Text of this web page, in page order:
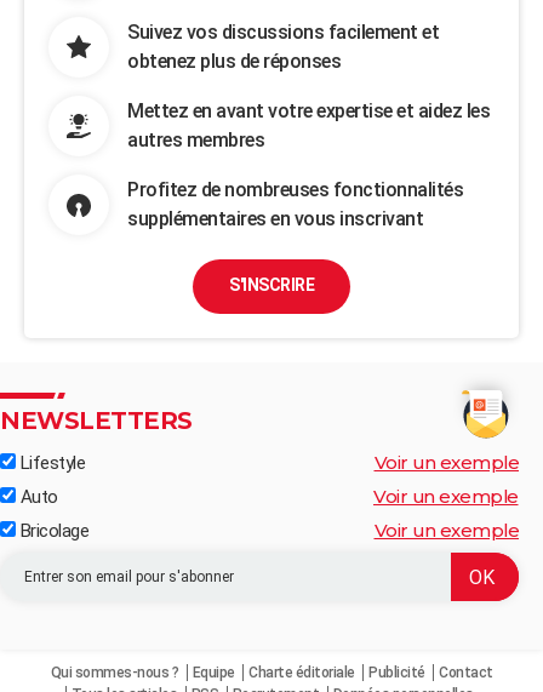
Suivez vos discussions facilement et
obtenez plus de réponses
Mettez en avant votre expertise et aidez les
autres membres
Profitez de nombreuses fonctionnalités
supplémentaires en vous inscrivant
S'INSCRIRE
NEWSLETTERS
Lifestyle Voir un exemple
Auto Voir un exemple
Bricolage Voir un exemple
Qui sommes-nous ? Equipe Charte éditoriale Publicité
Contact